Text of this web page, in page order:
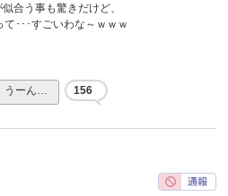
合う事も驚きだけど、
･･･すごいわな～ｗｗｗ
うーん… 156